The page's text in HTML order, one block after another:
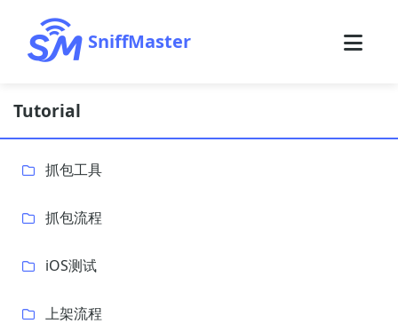
SniffMaster
Tutorial
抓包工具
抓包流程
iOS测试
上架流程